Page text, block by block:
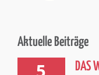
Aktuelle Beiträge
DAS